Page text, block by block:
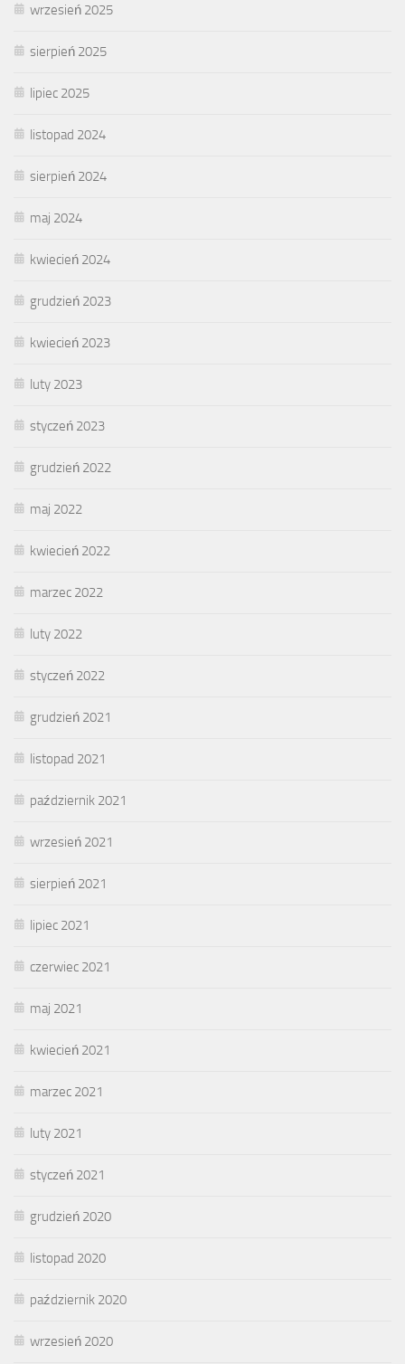
wrzesień 2025
sierpień 2025
lipiec 2025
listopad 2024
sierpień 2024
maj 2024
kwiecień 2024
grudzień 2023
kwiecień 2023
luty 2023
styczeń 2023
grudzień 2022
maj 2022
kwiecień 2022
marzec 2022
luty 2022
styczeń 2022
grudzień 2021
listopad 2021
październik 2021
wrzesień 2021
sierpień 2021
lipiec 2021
czerwiec 2021
maj 2021
kwiecień 2021
marzec 2021
luty 2021
styczeń 2021
grudzień 2020
listopad 2020
październik 2020
wrzesień 2020